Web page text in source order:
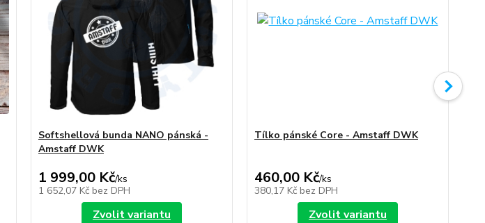
Softshellová bunda NANO pánská -
Amstaff DWK
1 999,00 Kč/ks
1 652,07 Kč bez DPH
Zvolit variantu
Tílko pánské Core - Amstaff DWK
460,00 Kč/ks
380,17 Kč bez DPH
Zvolit variantu